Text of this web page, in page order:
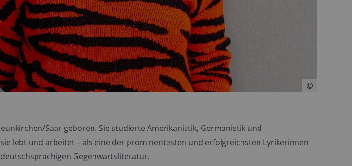
Saar geboren. Sie studierte Amerikanistik, Germanistik und
lebt und arbeitet – als eine der prominentesten und erfolgreichsten Lyrikerinnen
Gegenwartsliteratur.